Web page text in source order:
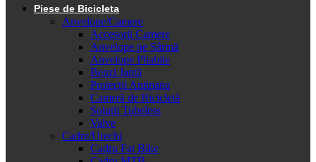
Piese de Bicicleta
Anvelope/Camere
Accesorii Camere
Anvelope pe Sârmă
Anvelope Pliabile
Benzi Jantă
Protecții Antipana
Cameră de Bicicletă
Soluții Tubeless
Valve
Cadre/Urechi
Cadru Fat Bike